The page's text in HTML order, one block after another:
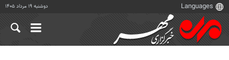
دوشنبه ۱۹ مرداد ۱۴۰۵